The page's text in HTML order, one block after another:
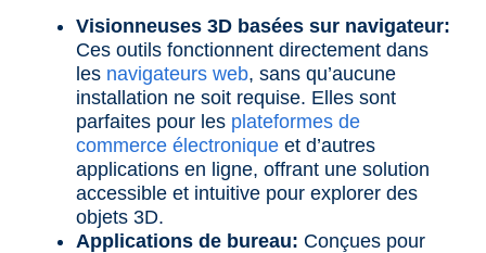
Visionneuses 3D basées sur navigateur:
Ces outils fonctionnent directement dans
les navigateurs web, sans qu’aucune
installation ne soit requise. Elles sont
parfaites pour les plateformes de
commerce électronique et d’autres
applications en ligne, offrant une solution
accessible et intuitive pour explorer des
objets 3D.
Applications de bureau: Conçues pour